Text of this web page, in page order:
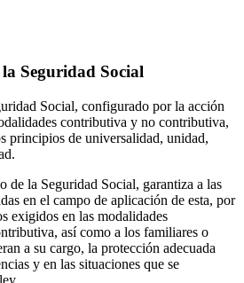
Seguridad Social
Social, configurado por la acción
contributiva y no contributiva,
principios de universalidad, unidad,
de la Seguridad Social, garantiza a las
en el campo de aplicación de esta, por
exigidos en las modalidades
así como a los familiares o
a su cargo, la protección adecuada
y en las situaciones que se